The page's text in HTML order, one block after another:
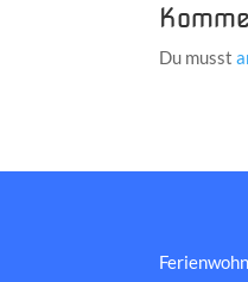
Du musst